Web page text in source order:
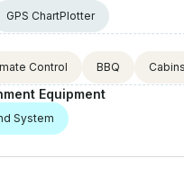
GPS ChartPlotter
Control BBQ Cabins
Equipment
System